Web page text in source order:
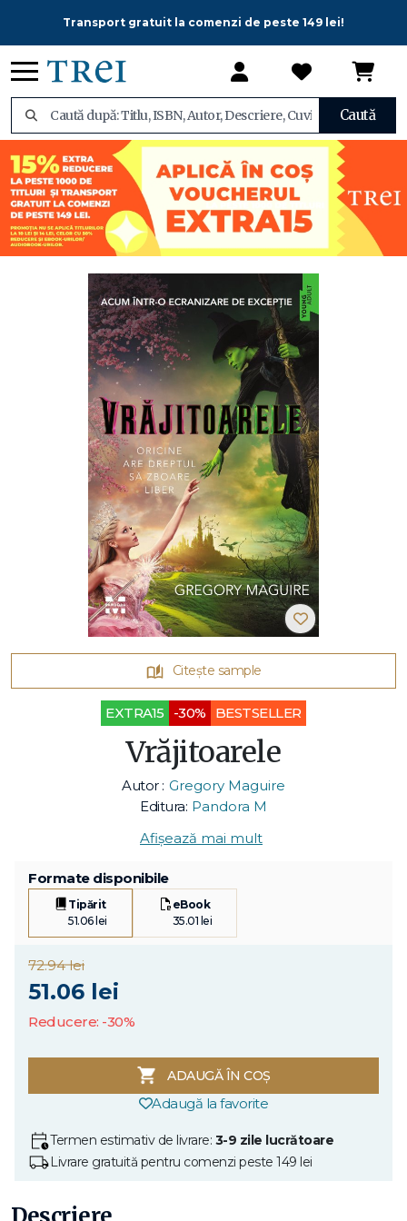
Transport gratuit la comenzi de peste 149 lei!
Caută
Citește sample
EXTRA15 -30% BESTSELLER
Vrăjitoarele
Autor : Gregory Maguire
Editura: Pandora M
Afișează mai mult
Formate disponibile
Tipărit
51.06 lei
eBook
35.01 lei
72.94 lei
51.06 lei
Reducere: -30%
ADAUGĂ ÎN COȘ
Adaugă la favorite
Termen estimativ de livrare: 3-9 zile lucrătoare
Livrare gratuită pentru comenzi peste 149 lei